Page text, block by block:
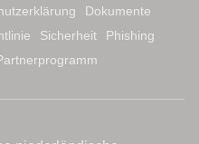
Dokumente
Sicherheit
Phishing